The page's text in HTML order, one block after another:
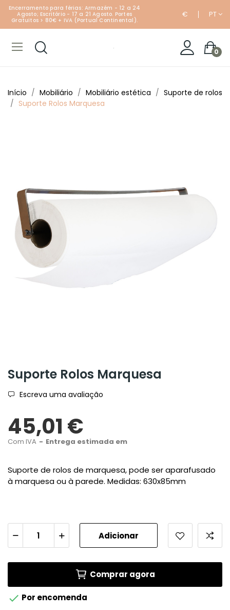
Encerramento para férias: Armazém - 12 a 24
Agosto; Escritório - 17 a 21 Agosto. Portes
Gratuitos > 80€ + IVA (Portual Continental).
€ PT
0
Início Mobiliário Mobiliário estética
Suporte de rolos
Suporte Rolos Marquesa
Suporte Rolos Marquesa
Escreva uma avaliação
45,01 €
Com IVA Entrega estimada em
Suporte de rolos de marquesa, pode ser aparafusado
à marquesa ou à parede. Medidas: 630x85mm
Adicionar
Comprar agora
 Por encomenda